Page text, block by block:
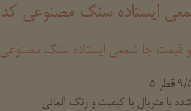
ایستاده سنگ مصنوعی کد1
قیمت جا شمعی ایستاده سنگ مصنوعی
با متریال با کیفیت و رنگ آلمانی